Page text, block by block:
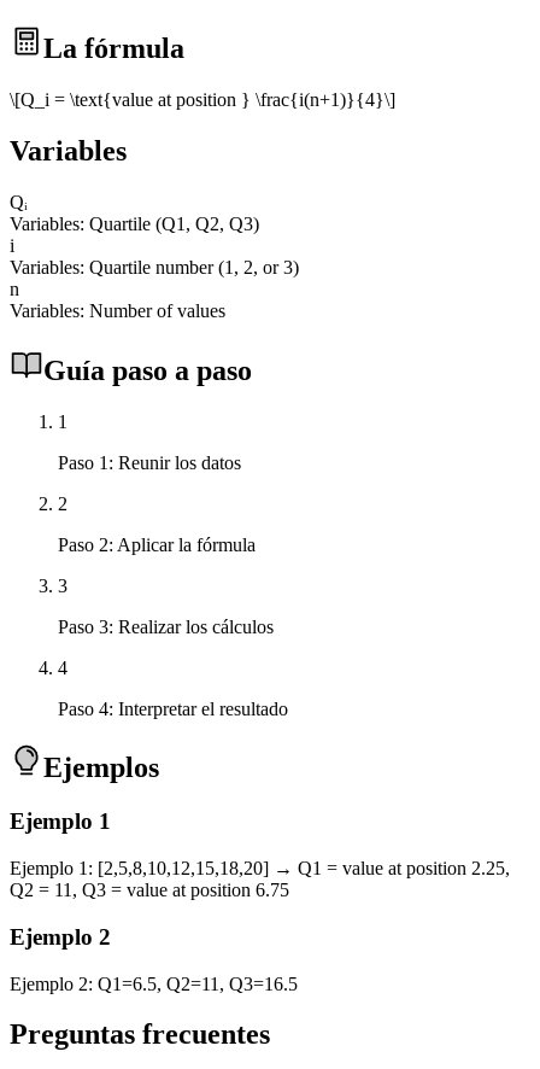
La fórmula
\[Q_i = \text{value at position } \frac{i(n+1)}{4}\]
Variables
Qᵢ
Variables: Quartile (Q1, Q2, Q3)
i
Variables: Quartile number (1, 2, or 3)
n
Variables: Number of values
Guía paso a paso
1
Paso 1: Reunir los datos
2
Paso 2: Aplicar la fórmula
3
Paso 3: Realizar los cálculos
4
Paso 4: Interpretar el resultado
Ejemplos
Ejemplo 1
Ejemplo 1: [2,5,8,10,12,15,18,20] → Q1 = value at position 2.25,
Q2 = 11, Q3 = value at position 6.75
Ejemplo 2
Ejemplo 2: Q1=6.5, Q2=11, Q3=16.5
Preguntas frecuentes